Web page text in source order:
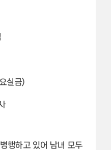
실금)
행하고 있어 남녀 모두